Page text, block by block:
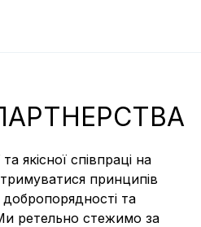
якісної співпраці на
принципів
добропорядності та
Ми ретельно стежимо за